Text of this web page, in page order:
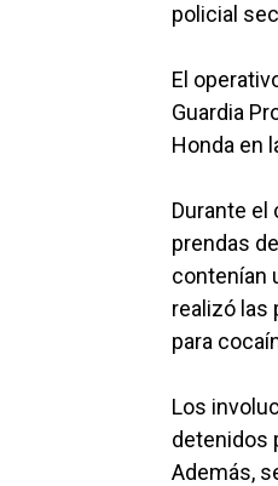
policial
El
Guardia
Honda en
Durante el
prendas
contenían
realizó las
para
Los
detenidos
Además,